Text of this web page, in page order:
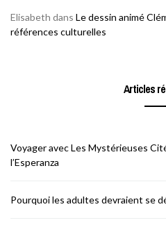
Elisabeth dans Le dessin animé
références culturelles
Articles
Voyager avec Les Mystérieuses
l’Esperanza
Pourquoi les adultes devraient se